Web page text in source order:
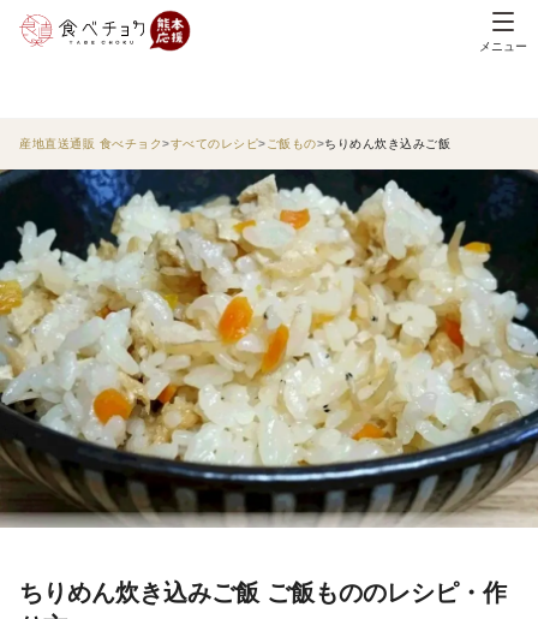
メニュー
産地直送通販 食べチョク すべてのレシピ ご飯もの ちりめん炊き込みご飯
ちりめん炊き込みご飯 ご飯もののレシピ・作